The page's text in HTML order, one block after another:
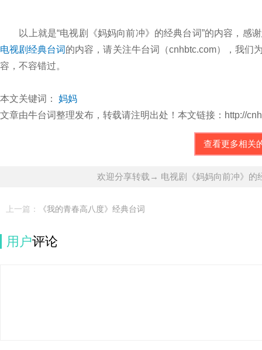
以上就是“电视剧《妈妈向前冲》的经典台词”的内容，感
电视剧经典台词的内容，请关注牛台词（cnhbtc.com），我们
容，不容错过。
本文关键词： 妈妈
文章由牛台词整理发布，转载请注明出处！本文链接：http://
查看更多相关
欢迎分享转载→ 电视剧《妈妈向前冲》的
上一篇： 《我的青春高八度》经典台词
用户评论